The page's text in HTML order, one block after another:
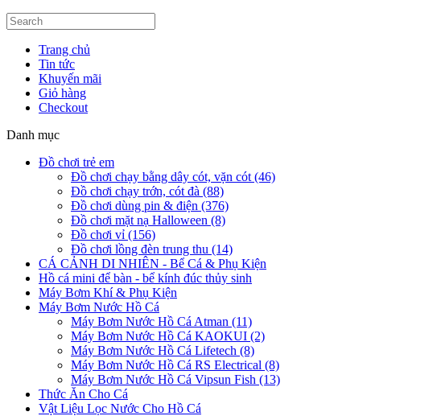
Trang chủ
Tin tức
Khuyến mãi
Giỏ hàng
Checkout
Danh mục
Đồ chơi trẻ em
Đồ chơi chạy bằng dây cót, vặn cót (46)
Đồ chơi chạy trớn, cót đà (88)
Đồ chơi dùng pin & điện (376)
Đồ chơi mặt nạ Halloween (8)
Đồ chơi vỉ (156)
Đồ chơi lồng đèn trung thu (14)
CÁ CẢNH DI NHIÊN - Bể Cá & Phụ Kiện
Hồ cá mini để bàn - bể kính đúc thủy sinh
Máy Bơm Khí & Phụ Kiện
Máy Bơm Nước Hồ Cá
Máy Bơm Nước Hồ Cá Atman (11)
Máy Bơm Nước Hồ Cá KAOKUI (2)
Máy Bơm Nước Hồ Cá Lifetech (8)
Máy Bơm Nước Hồ Cá RS Electrical (8)
Máy Bơm Nước Hồ Cá Vipsun Fish (13)
Thức Ăn Cho Cá
Vật Liệu Lọc Nước Cho Hồ Cá